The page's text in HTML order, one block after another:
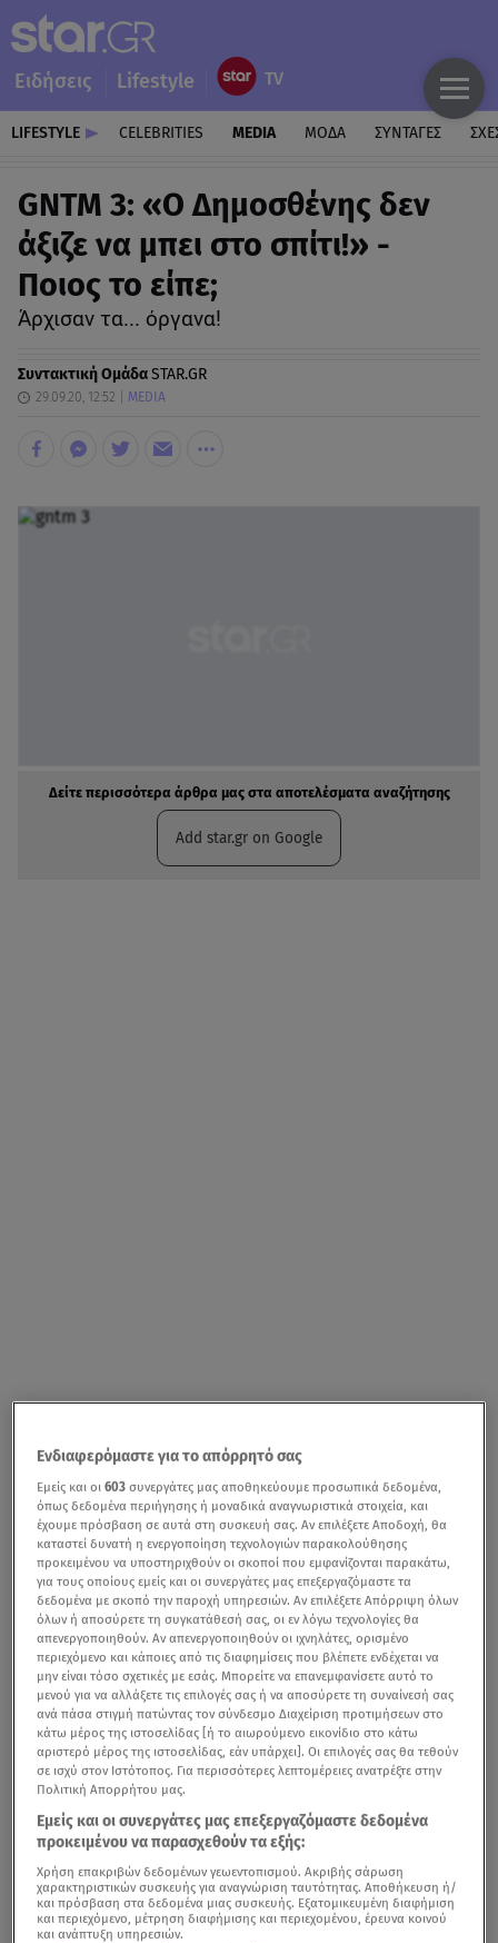
Ειδήσεις Lifestyle
LIFESTYLE CELEBRITIES MEDIA ΜΟΔΑ ΣΥΝΤΑΓΕΣ
GNTM 3: «Ο Δημοσθένης δεν
άξιζε να μπει στο σπίτι!» -
Ποιος το είπε;
Άρχισαν τα... όργανα!
Συντακτική ΟμάδαSTAR.GR
29.09.20, 12:52 MEDIA
Δείτε περισσότερα άρθρα μας στα αποτελέσματα αναζήτησης
Add star.gr on Google
Ενδιαφερόμαστε για το απόρρητό σας
Εμείς και οι603 συνεργάτες μας αποθηκεύουμε προσωπικά δεδομένα,
όπως δεδομένα περιήγησης ή μοναδικά αναγνωριστικά στοιχεία, και
έχουμε πρόσβαση σε αυτά στη συσκευή σας. Αν επιλέξετε Αποδοχή, θα
καταστεί δυνατή η ενεργοποίηση τεχνολογιών παρακολούθησης
προκειμένου να υποστηριχθούν οι σκοποί που εμφανίζονται παρακάτω,
για τους οποίους εμείς και οι συνεργάτες μας επεξεργαζόμαστε τα
δεδομένα με σκοπό την παροχή υπηρεσιών. Αν επιλέξετε Απόρριψη όλων
όλων ή αποσύρετε τη συγκατάθεσή σας, οι εν λόγω τεχνολογίες θα
απενεργοποιηθούν. Αν απενεργοποιηθούν οι ιχνηλάτες, ορισμένο
περιεχόμενο και κάποιες από τις διαφημίσεις που βλέπετε ενδέχεται να
μην είναι τόσο σχετικές με εσάς. Μπορείτε να επανεμφανίσετε αυτό το
μενού για να αλλάξετε τις επιλογές σας ή να αποσύρετε τη συναίνεσή σας
ανά πάσα στιγμή πατώντας τον σύνδεσμο Διαχείριση προτιμήσεων στο
κάτω μέρος της ιστοσελίδας [ή το αιωρούμενο εικονίδιο στο κάτω
αριστερό μέρος της ιστοσελίδας, εάν υπάρχει]. Οι επιλογές σας θα τεθούν
σε ισχύ στον Ιστότοπος. Για περισσότερες λεπτομέρειες ανατρέξτε στην
Πολιτική Απορρήτου μας.
Εμείς και οι συνεργάτες μας επεξεργαζόμαστε δεδομένα
προκειμένου να παρασχεθούν τα εξής:
Χρήση επακριβών δεδομένων γεωεντοπισμού. Ακριβής σάρωση
χαρακτηριστικών συσκευής για αναγνώριση ταυτότητας. Αποθήκευση ή/
και πρόσβαση στα δεδομένα μιας συσκευής. Εξατομικευμένη διαφήμιση
και περιεχόμενο, μέτρηση διαφήμισης και περιεχομένου, έρευνα κοινού
και ανάπτυξη υπηρεσιών.